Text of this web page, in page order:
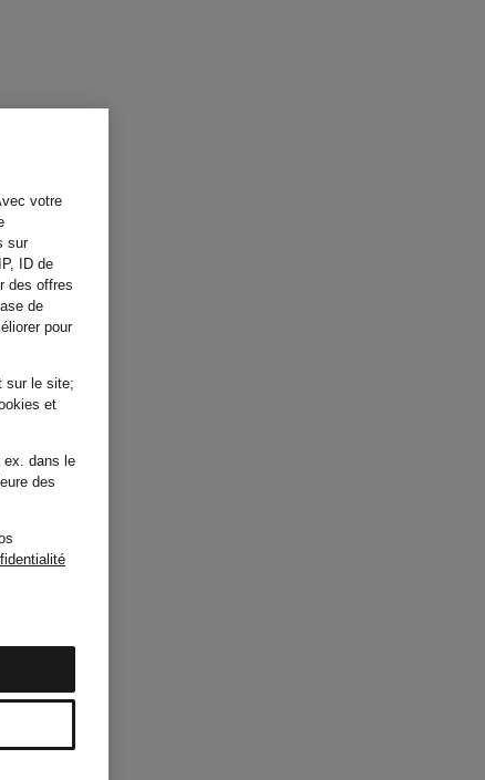
votre
sur
ID de
des offres
de
pour
sur le site;
et
ex. dans le
des